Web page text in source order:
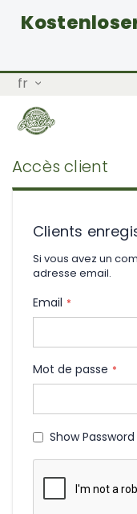
Allez
contenu
Langue
fr
Accès client
Clients
Si vous avez un
adresse email.
Email
Mot de passe
Show Password